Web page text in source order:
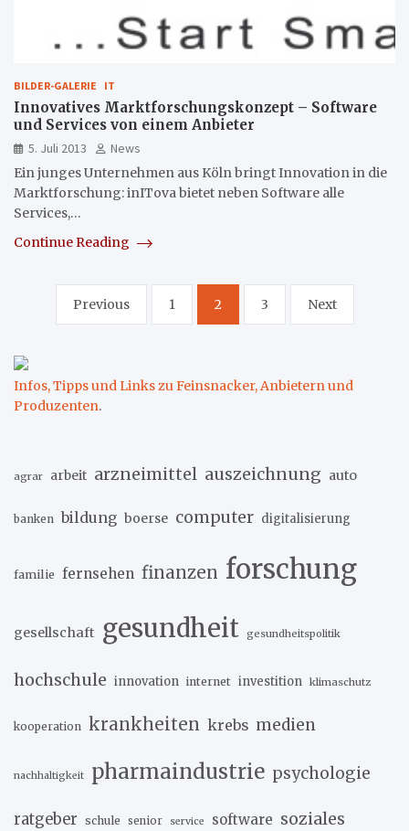
BILDER-GALERIE IT
Innovatives Marktforschungskonzept – Software
und Services von einem Anbieter
5. Juli 2013
News
Ein junges Unternehmen aus Köln bringt Innovation in die
Marktforschung: inITova bietet neben Software alle
Services,…
Continue Reading
Seitennummerierung
Beiträge
Previous 1 2 3 Next
Infos, Tipps und Links zu Feinsnacker, Anbietern und
Produzenten.
agrar arbeit arzneimittel auszeichnung auto
banken bildung boerse computer digitalisierung
familie fernsehen finanzen forschung
gesellschaft gesundheit gesundheitspolitik
hochschule innovation internet investition klimaschutz
kooperation krankheiten krebs medien
nachhaltigkeit pharmaindustrie psychologie
ratgeber schule senior service software soziales